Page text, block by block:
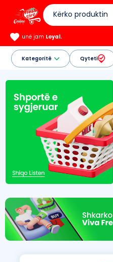
unë jam Loyal.
Kategoritë Qyteti